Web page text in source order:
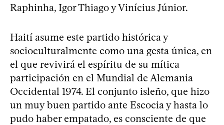
Raphinha, Igor Thiago y Vinícius Júnior.
Haití asume este partido histórica y
socioculturalmente como una gesta única, en
el que revivirá el espíritu de su mítica
participación en el Mundial de Alemania
Occidental 1974. El conjunto isleño, que hizo
un muy buen partido ante Escocia y hasta lo
pudo haber empatado, es consciente de que